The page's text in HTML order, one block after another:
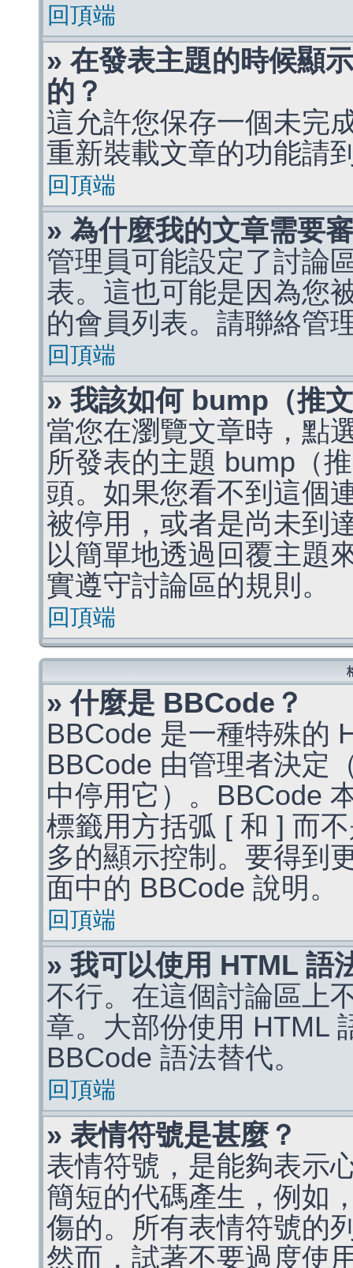
回頂端
» 在發表主題的時候顯
的？
這允許您保存一個未完
重新裝載文章的功能請
回頂端
» 為什麼我的文章需要
管理員可能設定了討論
表。這也可能是因為您
的會員列表。請聯絡管
回頂端
» 我該如何 bump（推
當您在瀏覽文章時，點
所發表的主題 bump（
頭。如果您看不到這個
被停用，或者是尚未到
以簡單地透過回覆主題
實遵守討論區的規則。
回頂端
» 什麼是 BBCode？
BBCode 是一種特殊的
BBCode 由管理者決定
中停用它）。BBCode
標籤用方括弧 [ 和 ] 而
多的顯示控制。要得到
面中的 BBCode 說明。
回頂端
» 我可以使用 HTML 語
不行。在這個討論區上
章。大部份使用 HTML
BBCode 語法替代。
回頂端
» 表情符號是甚麼？
表情符號，是能夠表示
簡短的代碼產生，例如
傷的。所有表情符號的
然而，試著不要過度使